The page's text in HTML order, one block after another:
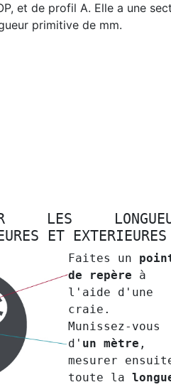
et de profil A. Elle a une
primitive de mm.
LES
ET EXTERIEURES
Faites un
de repère à
l'aide d'une
craie.
Munissez-vous
d' un mètre ,
mesurer
toute la